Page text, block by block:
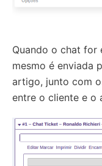
Quando o chat for
mesmo é enviada
artigo, junto com
entre o cliente e o